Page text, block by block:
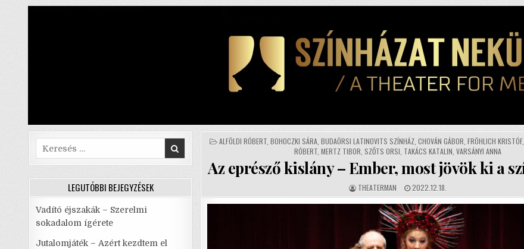
POSTED
ALFÖLDI RÓBERT ,BOHOCZKI SÁRA ,BUDAÖRSI LATINOVITS SZÍNHÁZ ,CHOVÁN GÁBOR ,FRÖHLICH KRISTÓF
RÓBERT ,MERTZ TIBOR SZŐTS ORSI TAKÁCS KATALIN ,VARSÁNYI ANNA
Az eprésző kislány – Ember, most jövök ki a
AUTHOR:
THEATERMAN
PUBLISHED
DATE:
2022.12.18.
Search
for:
LEGUTÓBBI BEJEGYZÉSEK
Vadító éjszakák – Szerelmi
sokadalom ígérete
Jutalomjáték – Azért kezdtem el